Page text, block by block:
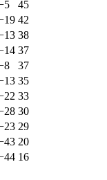
45
42
38
37
37
35
33
30
29
20
16